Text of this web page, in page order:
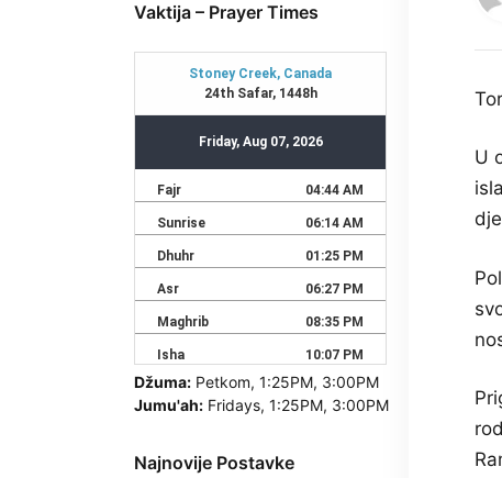
U
Vaktija – Prayer Times
Džuma: Petkom, 1:25PM, 3:00PM
Jumu'ah: Fridays, 1:25PM, 3:00PM
Najnovije Postavke